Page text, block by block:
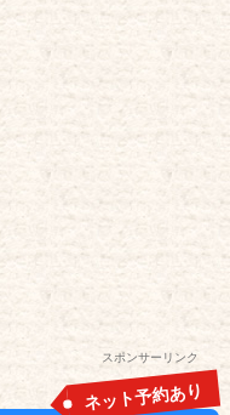
スポンサーリンク
ネット予約あり